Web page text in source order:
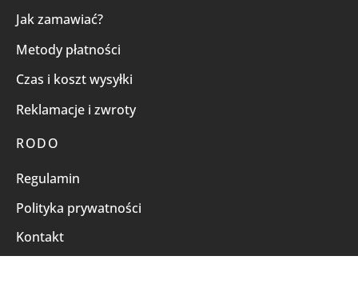
Jak zamawiać?
Metody płatności
Czas i koszt wysyłki
Reklamacje i zwroty
RODO
Regulamin
Polityka prywatności
Kontakt